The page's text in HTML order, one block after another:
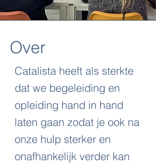
Over
Catalista heeft als sterkte
dat we begeleiding en
opleiding hand in hand
laten gaan zodat je ook na
onze hulp sterker en
onafhankelijk verder kan